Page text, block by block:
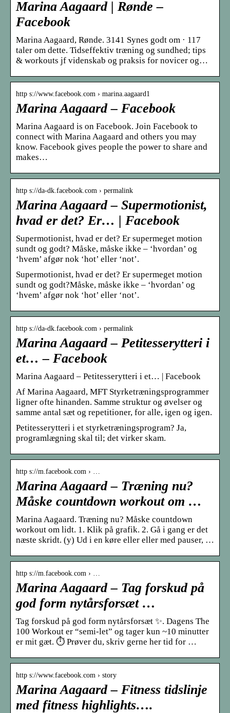
Marina Aagaard | Rønde –
Facebook
Marina Aagaard, Rønde. 3141 Synes godt om · 117
taler om dette. Tidseffektiv træning og sundhed; tips
& workouts jf videnskab og praksis for novicer og…
http s://www.facebook.com › marina.aagaard1
Marina Aagaard – Facebook
Marina Aagaard is on Facebook. Join Facebook to
connect with Marina Aagaard and others you may
know. Facebook gives people the power to share and
makes…
http s://da-dk.facebook.com › permalink
Marina Aagaard – Supermotionist,
hvad er det? Er… | Facebook
Supermotionist, hvad er det? Er supermeget motion
sundt og godt? Måske, måske ikke – ‘hvordan’ og
‘hvem’ afgør nok ‘hot’ eller ‘not’.
Supermotionist, hvad er det? Er supermeget motion
sundt og godt?Måske, måske ikke – ‘hvordan’ og
‘hvem’ afgør nok ‘hot’ eller ‘not’.
http s://da-dk.facebook.com › permalink
Marina Aagaard – Petitesserytteri i
et… – Facebook
Marina Aagaard – Petitesserytteri i et… | Facebook
Af Marina Aagaard, MFT Styrketræningsprogrammer
ligner ofte hinanden. Samme struktur og øvelser og
samme antal sæt og repetitioner, for alle, igen og igen.
Petitesserytteri i et styrketræningsprogram? Ja,
programlægning skal til; det virker skam.
http s://m.facebook.com › …
Marina Aagaard – Træning nu?
Måske countdown workout om …
Marina Aagaard. Træning nu? Måske countdown
workout om lidt. 1. Klik på grafik. 2. Gå i gang er det
næste skridt. (y) Ud i en køre eller eller med pauser, …
http s://m.facebook.com › …
Marina Aagaard – Tag forskud på
god form nytårsforsæt …
Tag forskud på god form nytårsforsæt ✨. Dagens The
100 Workout er “semi-let” og tager kun ~10 minutter
er mit gæt. ⏱ Prøver du, skriv gerne her tid for …
http s://www.facebook.com › story
Marina Aagaard – Fitness tidslinje
med fitness highlights….